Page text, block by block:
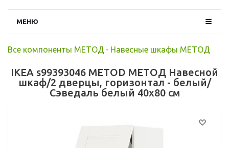
МЕНЮ
Все компоненты МЕТОД - Навесные шкафы МЕТОД
IKEA s99393046 METOD МЕТОД Навесной
шкаф/2 дверцы, горизонтал - белый/
Сэведаль белый 40x80 см